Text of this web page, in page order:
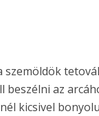
beszélni az
kicsivel